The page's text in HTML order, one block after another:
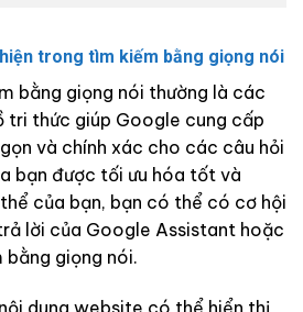
trong tìm kiếm bằng giọng nói
bằng giọng nói thường là các
tri thức giúp Google cung cấp
và chính xác cho các câu hỏi
bạn được tối ưu hóa tốt và
của bạn, bạn có thể có cơ hội
lời của Google Assistant hoặc
giọng nói.